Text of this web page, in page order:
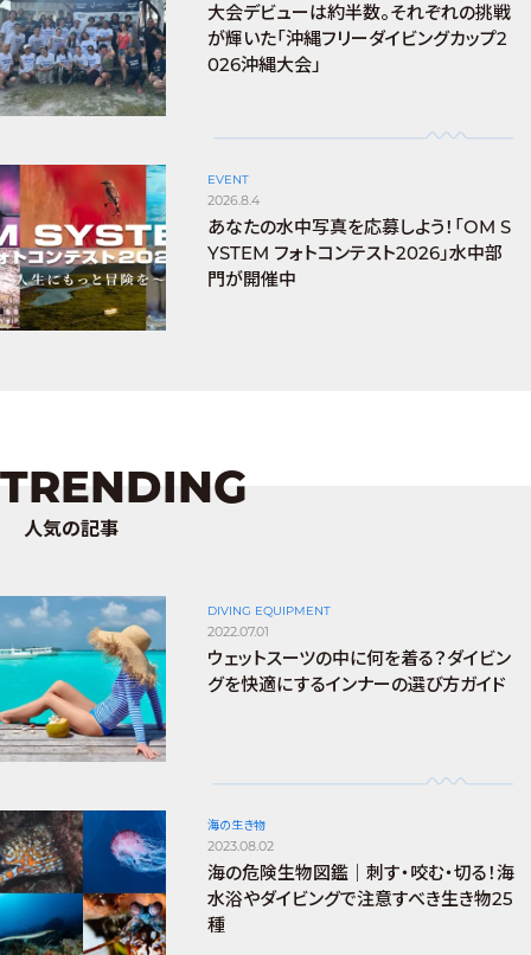
大会デビューは約半数。それぞれの挑戦
が輝いた「沖縄フリーダイビングカップ2
026沖縄大会」
EVENT
2026.8.4
あなたの水中写真を応募しよう！「OM S
YSTEM フォトコンテスト2026」水中部
門が開催中
TRENDING
人気の記事
DIVING EQUIPMENT
2022.07.01
ウェットスーツの中に何を着る？ダイビン
グを快適にするインナーの選び方ガイド
海の生き物
2023.08.02
海の危険生物図鑑｜刺す・咬む・切る！海
水浴やダイビングで注意すべき生き物25
種